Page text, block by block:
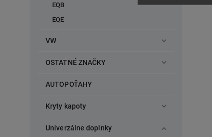
EQB
EQE
VW
OSTATNÉ ZNAČKY
AUTOPOŤAHY
Kryty kapoty
Univerzálne doplnky